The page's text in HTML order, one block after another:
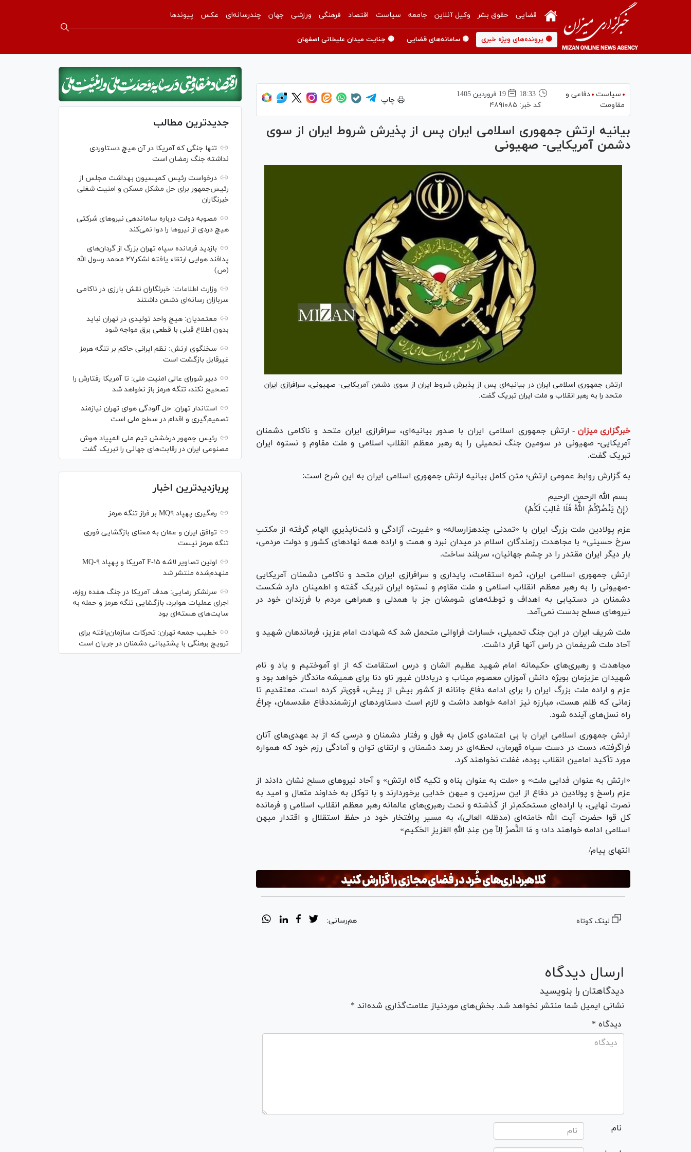
قضایی حقوق بشر وکیل آنلاین جامعه سیاست اقتصاد فرهنگی ورزشی جهان چندرسانه‌ای عکس پیوندها
🟡 پرونده‌های ویژه خبری 🟡 سامانه‌های قضایی 🟡 جنایت میدان علیخانی اصفهان
سیاست دفاعی و
مقاومت
18:33
19 فروردين 1405
کد خبر: ۴۸۹۱۰۸۵
چاپ
بیانیه ارتش جمهوری اسلامی ایران پس از پذیرش شروط ایران از سوی
دشمن آمریکایی- صهیونی
ارتش جمهوری اسلامی ایران در بیانیه‌ای پس از پذیرش شروط ایران از سوی دشمن آمریکایی- صهیونی، سرافرازی ایران
متحد را به رهبر انقلاب و ملت ایران تبریک گفت.
خبرگزاری میزان - ارتش جمهوری اسلامی ایران با صدور بیانیه‌ای، سرافرازی ایران متحد و ناکامی دشمنان
آمریکایی- صهیونی در سومین جنگ تحمیلی را به رهبر معظم انقلاب اسلامی و ملت مقاوم و نستوه ایران
تبریک گفت.
به گزارش روابط عمومی ارتش؛ متن کامل بیانیه ارتش جمهوری اسلامی ایران به این شرح است:
بسم الله الرحمن الرحیم
(إِنْ یَنْصُرْکُمُ اللَّهُ فَلَا غَالِبَ لَکُمْ)
عزم پولادین ملت بزرگ ایران با «تمدنی چندهزارساله» و «غیرت، آزادگی و ذلت‌ناپذیریِ الهام گرفته از مکتبِ
سرخ حسینی» با مجاهدت رزمندگان اسلام در میدان نبرد و همت و اراده همه نهاد‌های کشور و دولت مردمی،
بار دیگر ایران مقتدر را در چشم جهانیان، سربلند ساخت.
ارتش جمهوری اسلامی ایران، ثمره استقامت، پایداری و سرافرازی ایران متحد و ناکامی دشمنان آمریکایی
-صهیونی را به رهبر معظم انقلاب اسلامی و ملت مقاوم و نستوه ایران تبریک گفته و اطمینان دارد شکست
دشمنان در دستیابی به اهداف و توطئه‌های شومشان جز با همدلی و همراهی مردم با فرزندان خود در
نیرو‌های مسلح بدست نمی‌آمد.
ملت شریف ایران در این جنگ تحمیلی، خسارات فراوانی متحمل شد که شهادت امام عزیز، فرماندهان شهید و
آحاد ملت شریفمان در راس آنها قرار داشت.
مجاهدت و رهبری‌های حکیمانه امام شهید عظیم الشان و درس استقامت که از او آموختیم و یاد و نام
شهیدان عزیزمان بویژه دانش آموزان معصوم میناب و دریادلان غیور ناو دنا برای همیشه ماندگار خواهد بود و
عزم و اراده ملت بزرگ ایران را برای ادامه دفاع جانانه از کشور بیش از پیش، قوی‌تر کرده است. معتقدیم تا
زمانی که ظلم هست، مبارزه نیز ادامه خواهد داشت و لازم است دستاورد‌های ارزشمنددفاع مقدسمان، چراغ
راه نسل‌های آینده شود.
ارتش جمهوری اسلامی ایران با بی اعتمادی کامل به قول و رفتار دشمنان و درسی که از بد عهدی‌های آنان
فراگرفته، دست در دست سپاه قهرمان، لحظه‌ای در رصد دشمنان و ارتقای توان و آمادگی رزم خود که همواره
مورد تأکید امامین انقلاب بوده، غفلت نخواهند کرد.
«ارتش به عنوان فدایی ملت» و «ملت به عنوان پناه و تکیه گاه ارتش» و آحاد نیرو‌های مسلح نشان دادند از
عزم راسخ و پولادین در دفاع از این سرزمین و میهن خدایی برخوردارند و با توکل به خداوند متعال و امید به
نصرت نهایی، با اراده‌ای مستحکم‌تر از گذشته و تحت رهبری‌های عالمانه رهبر معظم انقلاب اسلامی و فرمانده
کل قوا حضرت آیت الله خامنه‌ای (مدظله العالی)، به مسیر پرافتخار خود در حفظ استقلال و اقتدار میهن
اسلامی ادامه خواهند داد؛ و مَا النَّصرُ اِلاّ مِن عِندِ اللهِ العَزیزِ الحَکیم»
انتهای پیام/
لینک کوتاه هم‌رسانی:
ارسال دیدگاه
دیدگاهتان را بنویسید
نشانی ایمیل شما منتشر نخواهد شد. بخش‌های موردنیاز علامت‌گذاری شده‌اند *
* دیدگاه
نام
جدیدترین مطالب
تنها جنگی که آمریکا در آن هیچ دستاوردی
نداشته جنگ رمضان است
درخواست رئیس کمیسیون بهداشت مجلس از
رئیس‌جمهور برای حل مشکل مسکن و امنیت شغلی
خبرنگاران
مصوبه دولت درباره ساماندهی نیرو‌های شرکتی
هیچ دردی از نیرو‌ها را دوا نمی‌کند
بازدید فرمانده سپاه تهران بزرگ از گردان‌های
پدافند هوایی ارتقاء یافته لشکر۲۷ محمد رسول الله
(ص)
وزارت اطلاعات: خبرنگاران نقش بارزی در ناکامی
سربازان رسانه‌ای دشمن داشتند
معتمدیان: هیچ واحد تولیدی در تهران نباید
بدون اطلاع قبلی با قطعی برق مواجه شود
سخنگوی ارتش: نظم ایرانی حاکم بر تنگه هرمز
غیرقابل بازگشت است
دبیر شورای عالی امنیت ملی: تا آمریکا رفتارش را
تصحیح نکند، تنگه هرمز باز نخواهد شد
استاندار تهران: حل آلودگی هوای تهران نیازمند
تصمیم‌گیری و اقدام در سطح ملی است
رئیس جمهور درخشش تیم ملی المپیاد هوش
مصنوعی ایران در رقابت‌های جهانی را تبریک گفت
پربازدیدترین اخبار
رهگیری پهپاد MQ۹ بر فراز تنگه هرمز
توافق ایران و عمان به معنای بازگشایی فوری
تنگه هرمز نیست
اولین تصاویر لاشه F-۱۵ آمریکا و پهپاد MQ-۹
منهدم‌شده منتشر شد
سرلشکر رضایی: هدف آمریکا در جنگ هفده روزه،
اجرای عملیات هوابرد، بازگشایی تنگه هرمز و حمله به
سایت‌های هسته‌ای بود
خطیب جمعه تهران: تحرکات سازمان‌یافته برای
ترویج برهنگی با پشتیبانی دشمنان در جریان است